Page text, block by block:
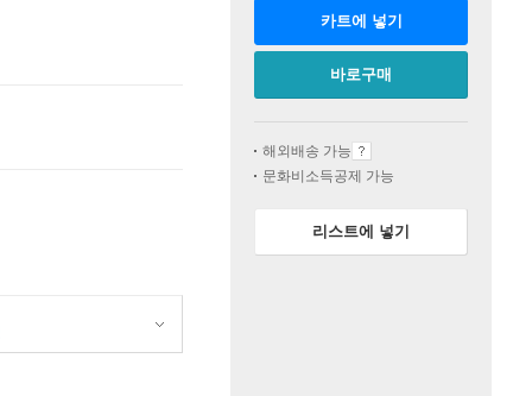
카트에 넣기
바로구매
해외배송 가능
문화비소득공제 가능
리스트에 넣기